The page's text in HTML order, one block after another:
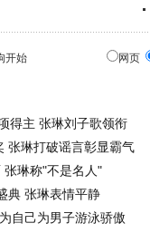
开始 网页
得主 张琳刘子歌领衔
张琳打破谣言彰显霸气
琳称"不是名人"
典 张琳表情平静
自己为男子游泳骄傲